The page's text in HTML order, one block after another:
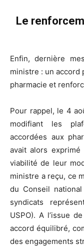
Le
Enfin, dernière
ministre : un accord
pharmacie et
Pour rappel, le 4
modifiant les
accordées aux
avait alors
viabilité de leur
ministre a reçu, ce
du Conseil
syndicats
USPO). A l’issue
accord équilibré,
des engagements